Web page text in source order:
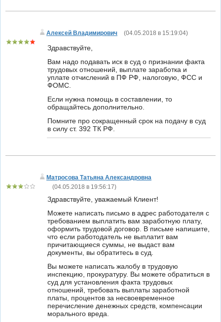
Алексей Владимирович (04.05.2018 в 15:19:04)
Здравствуйте,
Вам надо подавать иск в суд о признании факта
трудовых отношений, выплате заработка и
уплате отчислений в ПФ РФ, налоговую, ФСС и
ФОМС.
Если нужна помощь в составлении, то
обращайтесь дополнительно.
Помните про сокращенный срок на подачу в суд
в силу ст. 392 ТК РФ.
Матросова Татьяна Александровна
(04.05.2018 в 19:56:17)
Здравствуйте, уважаемый Клиент!
Можете написать письмо в адрес работодателя с
требованием выплатить вам заработную плату,
оформить трудовой договор. В письме напишите,
что если работодатель не выплатит вам
причитающиеся суммы, не выдаст вам
документы, вы обратитесь в суд.
Вы можете написать жалобу в трудовую
инспекцию, прокуратуру. Вы можете обратиться в
суд для установления факта трудовых
отношений, требовать выплаты заработной
платы, процентов за несвоевременное
перечисление денежных средств, компенсации
морального вреда.